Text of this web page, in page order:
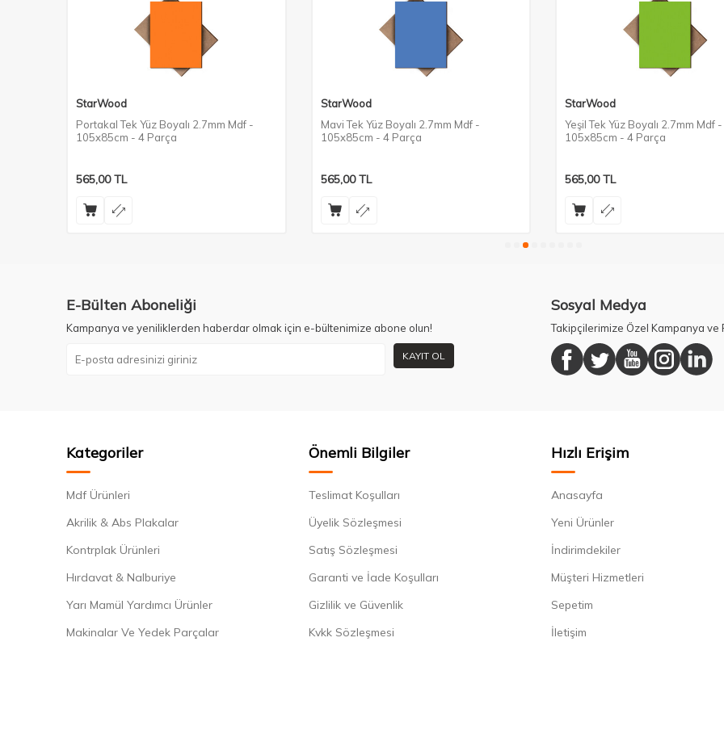
StarWood
Portakal Tek Yüz Boyalı 2.7mm Mdf -
105x85cm - 4 Parça
565,00TL
StarWood
Mavi Tek Yüz Boyalı 2.7mm Mdf -
105x85cm - 4 Parça
565,00TL
StarWood
Yeşil Tek Yüz Boyalı 2.7mm Mdf -
105x85cm - 4 Parça
565,00TL
E-Bülten Aboneliği
Kampanya ve yeniliklerden haberdar olmak için e-bültenimize abone olun!
KAYIT OL
Sosyal Medya
Takipçilerimize Özel Kampanya
Kategoriler
Mdf Ürünleri
Akrilik & Abs Plakalar
Kontrplak Ürünleri
Hırdavat & Nalburiye
Yarı Mamül Yardımcı Ürünler
Makinalar Ve Yedek Parçalar
Önemli Bilgiler
Teslimat Koşulları
Üyelik Sözleşmesi
Satış Sözleşmesi
Garanti ve İade Koşulları
Gizlilik ve Güvenlik
Kvkk Sözleşmesi
Hızlı Erişim
Anasayfa
Yeni Ürünler
İndirimdekiler
Müşteri Hizmetleri
Sepetim
İletişim